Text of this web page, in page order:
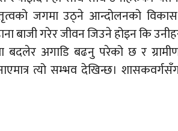
जगमा उठ्ने आन्दोलनको विकास
बाजी गरेर जीवन जिउने होइन कि
बदलेर अगाडि बढनु परेको छ र
त्यो सम्भव देखिन्छ।